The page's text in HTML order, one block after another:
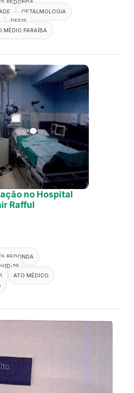
REDONDA
OFTALMOLOGIA
DEFIS
MÉDIO PARAÍBA
no Hospital
Rafful
REDONDA
19
ATO MÉDICO